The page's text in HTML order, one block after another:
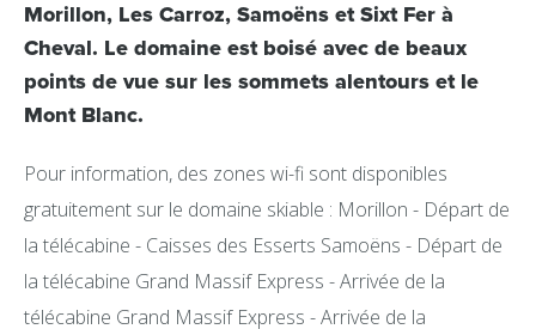
Morillon, Les Carroz, Samoëns et Sixt Fer à
Cheval. Le domaine est boisé avec de beaux
points de vue sur les sommets alentours et le
Mont Blanc.
Pour information, des zones wi-fi sont disponibles
gratuitement sur le domaine skiable : Morillon - Départ de
la télécabine - Caisses des Esserts Samoëns - Départ de
la télécabine Grand Massif Express - Arrivée de la
télécabine Grand Massif Express - Arrivée de la